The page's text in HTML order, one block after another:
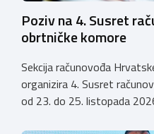
Poziv na 4. Susret
obrtničke komore
Sekcija računovođa
organizira 4. Susret
od 23. do 25. listopada